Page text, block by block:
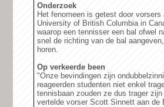
Onderzoek
Het fenomeen is getest door vorsers
University of British Columbia in
waarop een tennisser een bal ofwel
snel de richting van de bal
horen.
Op verkeerde been
"Onze bevindingen zijn
reageerden studenten niet enkel
tennisbaan zouden ze dus trager
vertelde vorser Scott Sinnett aan de